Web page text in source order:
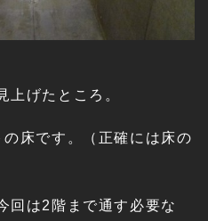
上げたところ。
床です。（正確には床の
回は2階まで通す必要な